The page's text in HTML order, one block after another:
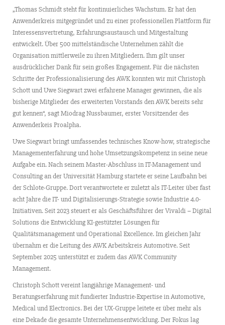
„Thomas Schmidt steht für kontinuierliches Wachstum. Er hat den
Anwenderkreis mitgegründet und zu einer professionellen Plattform für
Interessensvertretung, Erfahrungsaustausch und Mitgestaltung
entwickelt. Über 500 mittelständische Unternehmen zählt die
Organisation mittlerweile zu ihren Mitgliedern. Ihm gilt unser
ausdrücklicher Dank für sein großes Engagement. Für die nächsten
Schritte der Professionalisierung des AWK konnten wir mit Christoph
Schott und Uwe Siegwart zwei erfahrene Manager gewinnen, die als
bisherige Mitglieder des erweiterten Vorstands den AWK bereits sehr
gut kennen“, sagt Miodrag Nussbaumer, erster Vorsitzender des
Anwenderkeis Proalpha.
Uwe Siegwart bringt umfassendes technisches Know-how, strategische
Managementerfahrung und hohe Umsetzungskompetenz in seine neue
Aufgabe ein. Nach seinem Master-Abschluss in IT-Management und
Consulting an der Universität Hamburg startete er seine Laufbahn bei
der Schlote-Gruppe. Dort verantwortete er zuletzt als IT-Leiter über fast
acht Jahre die IT- und Digitalisierungs-Strategie sowie Industrie 4.0-
Initiativen. Seit 2023 steuert er als Geschäftsführer der Vivaldi – Digital
Solutions die Entwicklung KI-gestützter Lösungen für
Qualitätsmanagement und Operational Excellence. Im gleichen Jahr
übernahm er die Leitung des AWK Arbeitskreis Automotive. Seit
September 2025 unterstützt er zudem das AWK Community
Management.
Christoph Schott vereint langjährige Management- und
Beratungserfahrung mit fundierter Industrie-Expertise in Automotive,
Medical und Electronics. Bei der UX-Gruppe leitete er über mehr als
eine Dekade die gesamte Unternehmensentwicklung. Der Fokus lag